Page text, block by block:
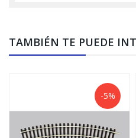
TAMBIÉN TE PUEDE
-5%